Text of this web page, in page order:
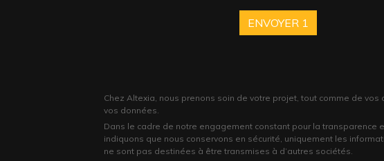
ENVOYER 1
Chez Altexia, nous prenons soin de votre projet, tout comme de
vos données.
Dans le cadre de notre engagement constant pour la transparence
indiquons que nous conservons en sécurité, uniquement les
ne sont pas destinées à être transmises à d’autres sociétés.